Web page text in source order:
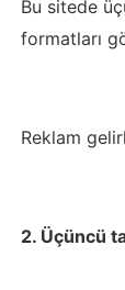
Bu sitede
formatları
Reklam
2. Üçüncü